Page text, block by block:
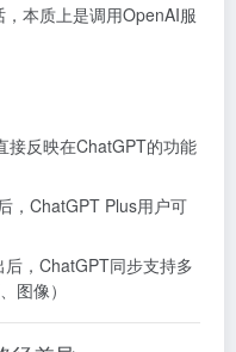
本质上是调用OpenAI服
接反映在ChatGPT的功能
，ChatGPT Plus用户可
，ChatGPT同步支持多
图像）